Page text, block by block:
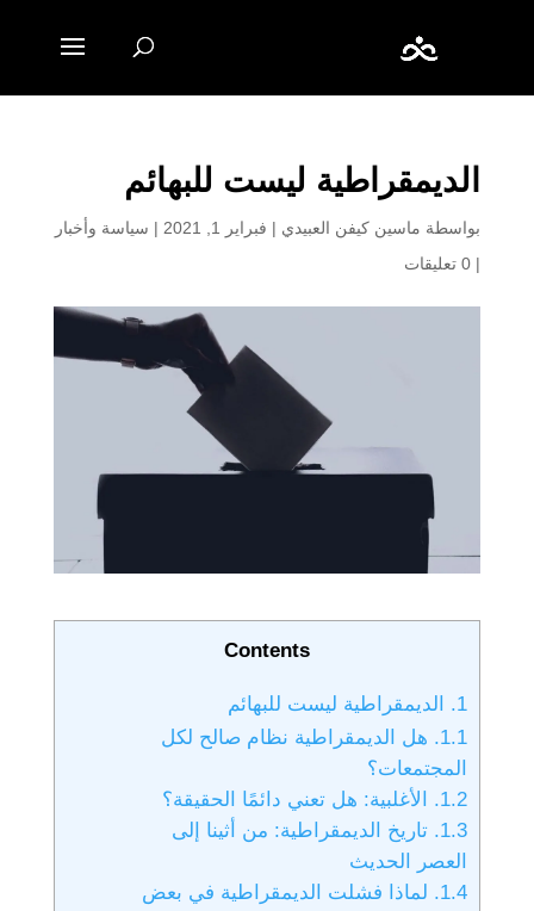
الديمقراطية ليست للبهائم
بواسطة ماسين كيفن العبيدي | فبراير 1, 2021 | سياسة وأخبار
| 0 تعليقات
Contents
1.
الديمقراطية ليست للبهائم
1.1.
هل الديمقراطية نظام صالح لكل
المجتمعات؟
1.2.
الأغلبية: هل تعني دائمًا الحقيقة؟
1.3. تاريخ الديمقراطية: من أثينا إلى
العصر الحديث
1.4.
لماذا فشلت الديمقراطية في بعض